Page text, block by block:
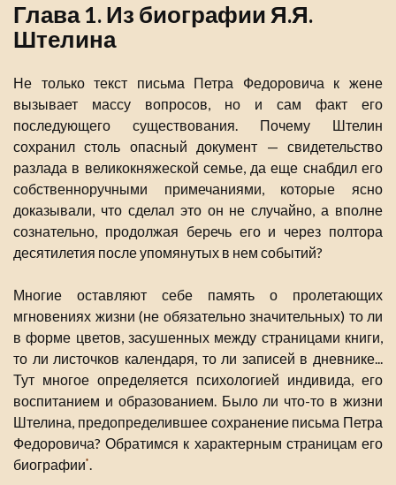
Глава 1. Из биографии Я.Я.
Штелина
Не только текст письма Петра Федоровича к жене
вызывает массу вопросов, но и сам факт его
последующего существования. Почему Штелин
сохранил столь опасный документ — свидетельство
разлада в великокняжеской семье, да еще снабдил его
собственноручными примечаниями, которые ясно
доказывали, что сделал это он не случайно, а вполне
сознательно, продолжая беречь его и через полтора
десятилетия после упомянутых в нем событий?
Многие оставляют себе память о пролетающих
мгновениях жизни (не обязательно значительных) то ли
в форме цветов, засушенных между страницами книги,
то ли листочков календаря, то ли записей в дневнике...
Тут многое определяется психологией индивида, его
воспитанием и образованием. Было ли что-то в жизни
Штелина, предопределившее сохранение письма Петра
Федоровича? Обратимся к характерным страницам его
биографии*.